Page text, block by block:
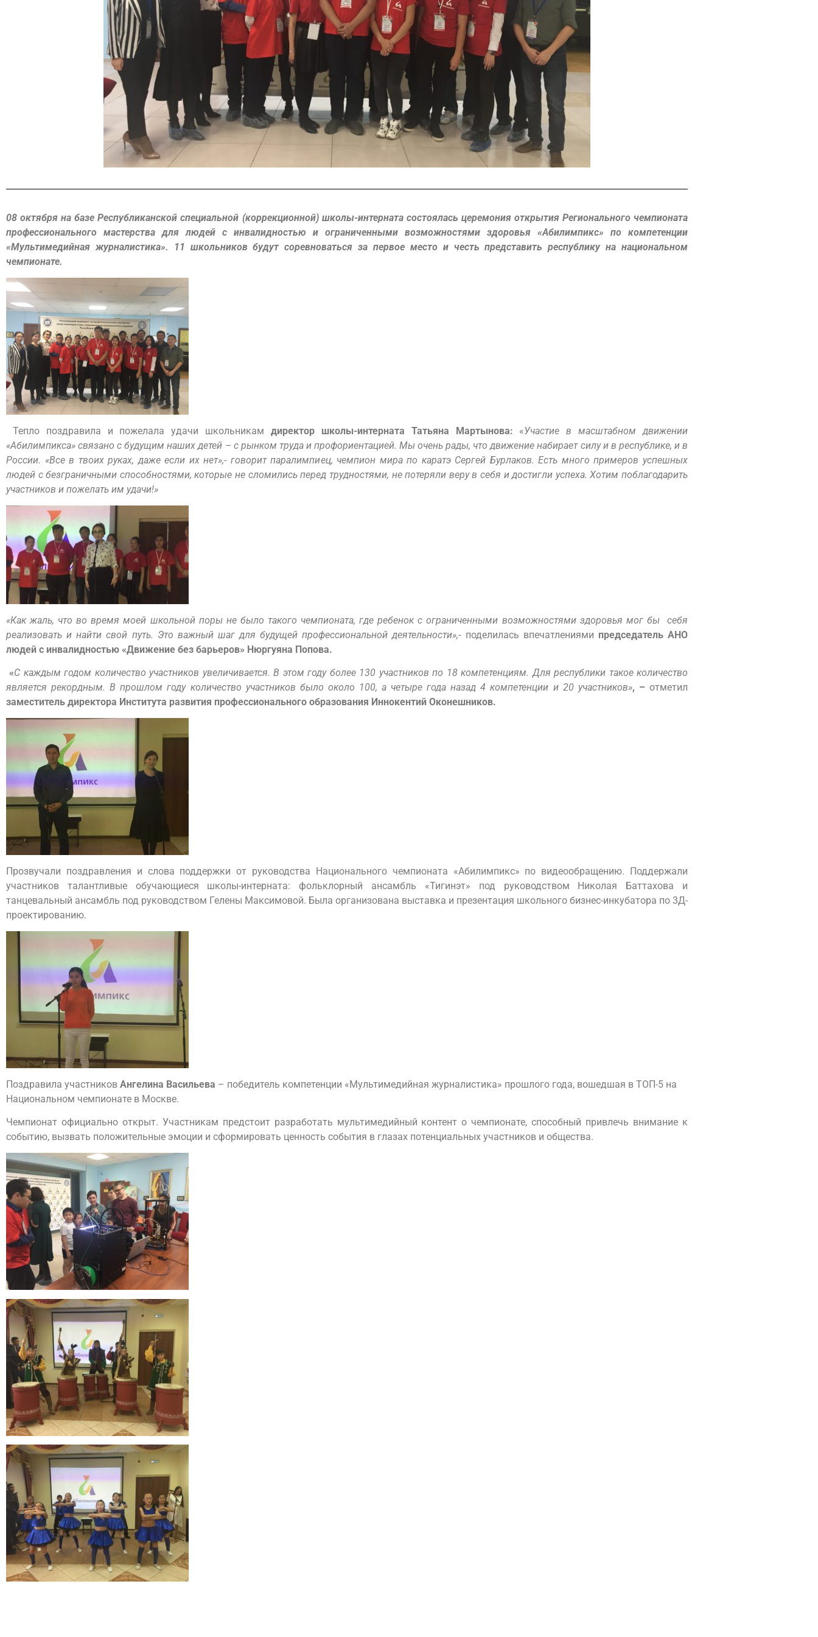
08 октября на базе Республиканской специальной (коррекционной) школы-интерната состоялась церемония открытия Регионального чемпионата
профессионального мастерства для людей с инвалидностью и ограниченными возможностями здоровья «Абилимпикс» по компетенции
«Мультимедийная журналистика».
11 школьников будут соревноваться за первое место и честь представить республику на национальном
чемпионате.
Тепло поздравила и пожелала удачи школьникамдиректор школы-интерната Татьяна Мартынова: «Участие в масштабном движении
«Абилимпикса» связано с будущим наших детей – с рынком труда и профориентацией. Мы очень рады, что движение набирает силу и в республике, и в
России. «Все в твоих руках, даже если их нет»,- говорит паралимпиец, чемпион мира по каратэ Сергей Бурлаков. Есть много примеров успешных
людей с безграничными способностями, которые не сломились перед трудностями, не потеряли веру в себя и достигли успеха. Хотим поблагодарить
участников и пожелать им удачи!»
«Как жаль, что во время моей школьной поры не было такого чемпионата, где ребенок с ограниченными возможностями здоровья мог бы себя
реализовать и найти свой путь. Это важный шаг для будущей профессиональной деятельности»,- поделилась впечатлениями председатель АНО
людей с инвалидностью «Движение без барьеров» Нюргуяна Попова.
«С каждым годом количество участников увеличивается. В этом году более 130 участников по 18 компетенциям. Для республики такое количество
является рекордным. В прошлом году количество участников было около 100, а четыре года назад 4 компетенции и 20 участников», –отметил
заместитель директора Института развития профессионального образования Иннокентий Оконешников.
Прозвучали поздравления и слова поддержки от руководства Национального чемпионата «Абилимпикс» по видеообращению. Поддержали
участников талантливые обучающиеся школы-интерната: фольклорный ансамбль «Тигинэт» под руководством Николая Баттахова и
танцевальный ансамбль под руководством Гелены Максимовой. Была организована выставка и презентация школьного бизнес-инкубатора по 3Д-
проектированию.
Поздравила участников Ангелина Васильева – победитель компетенции «Мультимедийная журналистика» прошлого года, вошедшая в ТОП-5 на
Национальном чемпионате в Москве.
Чемпионат официально открыт. Участникам предстоит разработать мультимедийный контент о чемпионате, способный привлечь внимание к
событию, вызвать положительные эмоции и сформировать ценность события в глазах потенциальных участников и общества.